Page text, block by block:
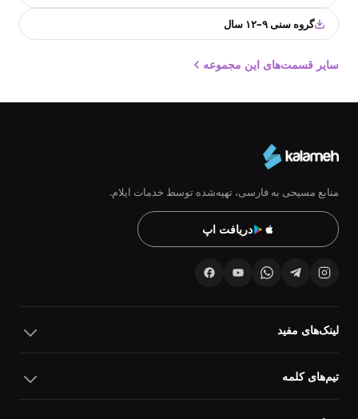
گروه سنی ۹–۱۲ سال
سایر قسمت‌های این مجموعه
منابع مسیحی به فارسی، تهیه‌شده توسط خدمات ایلام.
دریافت اپ
لینک‌های مفید
تیم‌های کلمه